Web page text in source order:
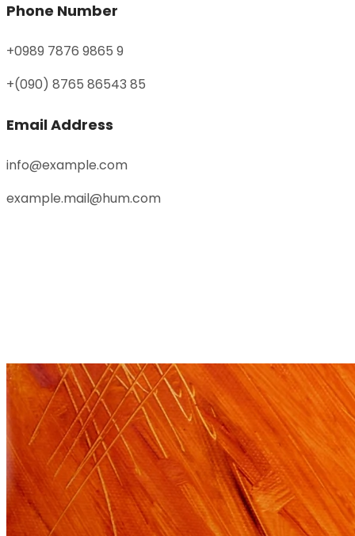
Phone Number
+0989 7876 9865 9
+(090) 8765 86543 85
Email Address
info@example.com
example.mail@hum.com